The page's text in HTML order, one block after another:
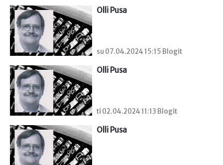
Olli Pusa
su 07.04.2024 15:15 Blogit
Olli Pusa
ti 02.04.2024 11:13 Blogit
Olli Pusa